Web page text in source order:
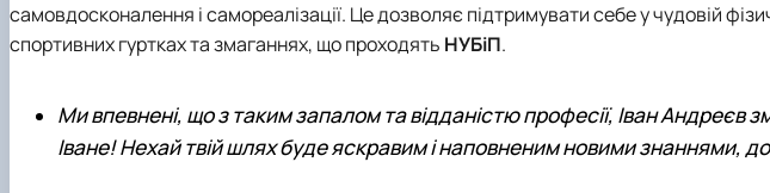
самовдосконалення і самореалізації. Це дозволяє підтримувати себе у чудовій
спортивних гуртках та змаганнях, що проходять НУБіП.
Ми впевнені, що з таким запалом та відданістю професії, Іван Андреєв
Іване! Нехай твій шлях буде яскравим і наповненим новими знаннями,